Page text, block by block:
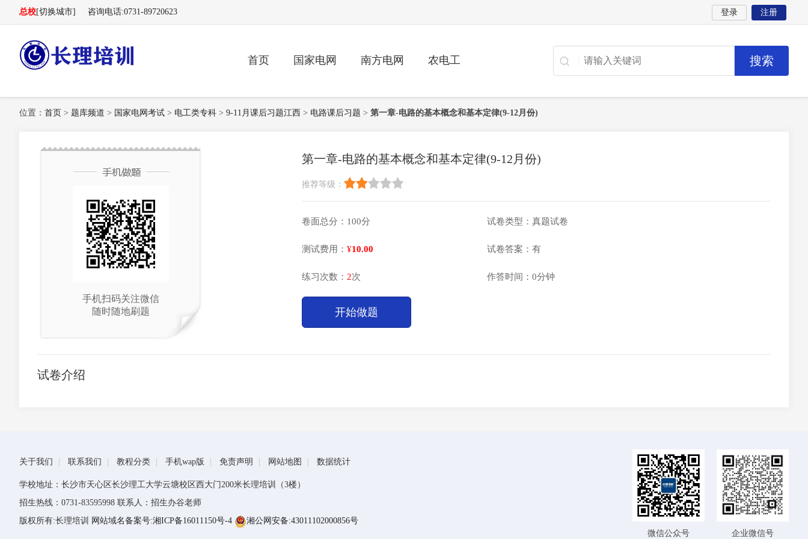
总校[切换城市] 咨询电话:0731-89720623 登录 注册
首页 国家电网 南方电网 农电工
位置： 首页 > 题库频道 > 国家电网考试 > 电工类专科 > 9-11月课后习题江西 > 电路课后习题 > 第一章-电路的基本概念和基本定律(9-12月份)
手机扫码关注微信
随时随地刷题
第一章-电路的基本概念和基本定律(9-12月份)
推荐等级：
卷面总分：100分 试卷类型：真题试卷
测试费用： ¥10.00 试卷答案：有
练习次数： 2次 作答时间：0分钟
开始做题
试卷介绍
关于我们 联系我们 教程分类 手机wap版 免责声明 网站地图 数据统计
学校地址：长沙市天心区长沙理工大学云塘校区西大门200米长理培训（3楼）
招生热线：0731-83595998 联系人：招生办谷老师
版权所有:长理培训
网站域名备案号:湘ICP备16011150号-4
湘公网安备:43011102000856号
微信公众号
企业微信号